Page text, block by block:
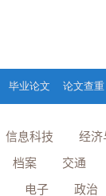
毕业论文 论文查重
信息科技 经济
档案 交通
电子 政治